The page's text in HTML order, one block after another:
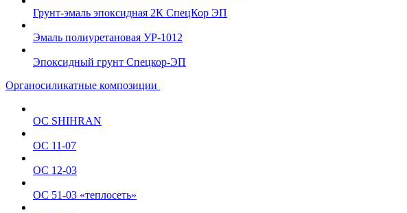
Грунт-эмаль эпоксидная 2К СпецКор ЭП
Эмаль полиуретановая УР-1012
Эпоксидный грунт Спецкор-ЭП
Органосиликатные композиции
ОС SHIHRAN
ОС 11-07
ОС 12-03
ОС 51-03 «теплосеть»